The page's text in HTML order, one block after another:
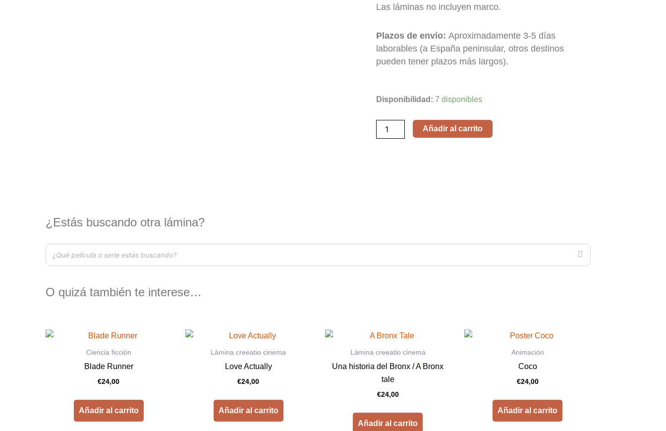
Las láminas no incluyen marco.
Plazos de envío: Aproximadamente 3-5 días
laborables (a España peninsular, otros destinos
pueden tener plazos más largos).
Disponibilidad: 7 disponibles
El
The
Añadir al carrito
¿Estás buscando otra lámina?
O quizá también te interese…
Ciencia ficción
Blade Runner
€24,00
Añadir al carrito
Lámina creeatio cinema
Love Actually
€24,00
Añadir al carrito
Lámina creeatio cinema
Una historia del Bronx / A Bronx
tale
€24,00
Añadir al carrito
Animación
Coco
€24,00
Añadir al carrito